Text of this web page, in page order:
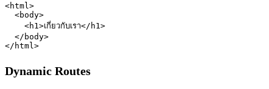
<html>
  <body>
    <h1>เกี่ยวกับเรา</h1>
  </body>
Dynamic Routes